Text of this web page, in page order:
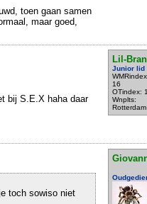
toen gaan samen
maar goed,
Lil-
Junior lid
16
OTindex:
Wnplts:
Rotterdam
bij S.E.X haha daar
toch sowiso niet